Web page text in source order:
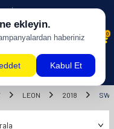
BİZDEN !
0
LEON 2018 SW